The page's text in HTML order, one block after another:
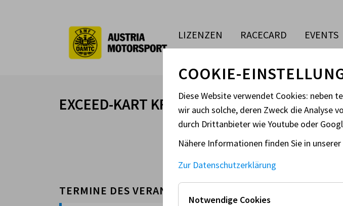
LIZENZEN RACECARD EVENTS
EXCEED-KART KFT.
TERMINE DES VERANSTALTERS 2026
COOKIE-
Diese Website verwendet Cookies: neben
wir auch solche, deren Zweck die Analyse
durch Drittanbieter wie Youtube oder
Nähere Informationen finden Sie in
Zur Datenschutzerklärung
Notwendige Cookies